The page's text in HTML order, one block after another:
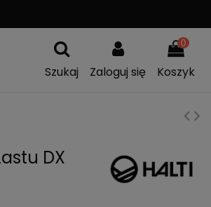
Szukaj
Zaloguj się
0
Koszyk
DX